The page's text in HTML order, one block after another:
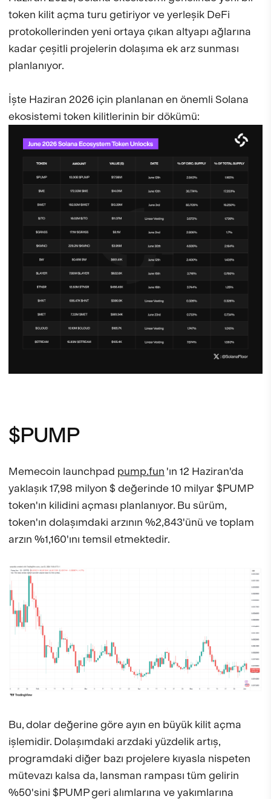
token kilit açma turu getiriyor ve yerleşik DeFi
protokollerinden yeni ortaya çıkan altyapı ağlarına
kadar çeşitli projelerin dolaşıma ek arz sunması
planlanıyor.
İşte Haziran 2026 için planlanan en önemli Solana
ekosistemi token kilitlerinin bir dökümü:
$PUMP
Memecoin launchpad pump.fun 'ın 12 Haziran'da
yaklaşık 17,98 milyon $ değerinde 10 milyar $PUMP
token'ın kilidini açması planlanıyor. Bu sürüm,
token'ın dolaşımdaki arzının %2,843'ünü ve toplam
arzın %1,160'ını temsil etmektedir.
Bu, dolar değerine göre ayın en büyük kilit açma
işlemidir. Dolaşımdaki arzdaki yüzdelik artış,
programdaki diğer bazı projelere kıyasla nispeten
mütevazı kalsa da, lansman rampası tüm gelirin
%50'sini $PUMP geri alımlarına ve yakımlarına